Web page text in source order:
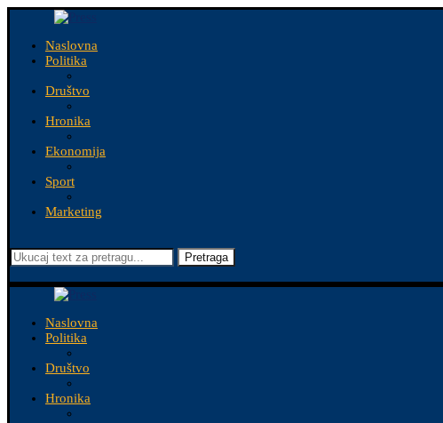
Naslovna
Politika
Društvo
Hronika
Ekonomija
Sport
Marketing
Pretraga
Naslovna
Politika
Društvo
Hronika